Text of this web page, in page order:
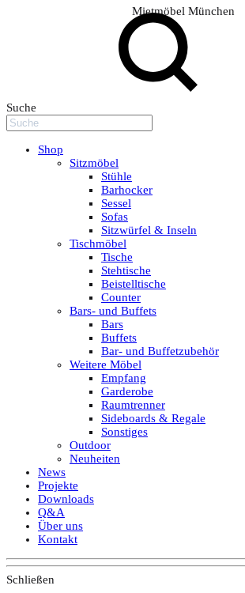
Mietmöbel München
Suche
Shop
Sitzmöbel
Stühle
Barhocker
Sessel
Sofas
Sitzwürfel & Inseln
Tischmöbel
Tische
Stehtische
Beistelltische
Counter
Bars- und Buffets
Bars
Buffets
Bar- und Buffetzubehör
Weitere Möbel
Empfang
Garderobe
Raumtrenner
Sideboards & Regale
Sonstiges
Outdoor
Neuheiten
News
Projekte
Downloads
Q&A
Über uns
Kontakt
Schließen